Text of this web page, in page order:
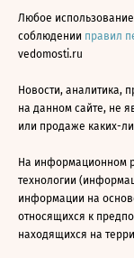
Любое
соблюдении правил
vedomosti.ru
Новости, аналитика,
на данном сайте, не
или продаже каких-
На информационном
технологии
информации на
относящихся к
находящихся на